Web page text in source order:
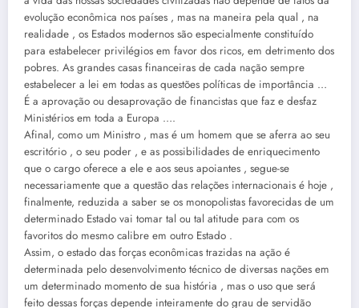
evolução econômica nos países , mas na maneira pela qual , na
realidade , os Estados modernos são especialmente constituído
para estabelecer privilégios em favor dos ricos, em detrimento dos
pobres. As grandes casas financeiras de cada nação sempre
estabelecer a lei em todas as questões políticas de importância …
É a aprovação ou desaprovação de financistas que faz e desfaz
Ministérios em toda a Europa ….
Afinal, como um Ministro , mas é um homem que se aferra ao seu
escritório , o seu poder , e as possibilidades de enriquecimento
que o cargo oferece a ele e aos seus apoiantes , segue-se
necessariamente que a questão das relações internacionais é hoje ,
finalmente, reduzida a saber se os monopolistas favorecidas de um
determinado Estado vai tomar tal ou tal atitude para com os
favoritos do mesmo calibre em outro Estado .
Assim, o estado das forças econômicas trazidas na ação é
determinada pelo desenvolvimento técnico de diversas nações em
um determinado momento de sua história , mas o uso que será
feito dessas forças depende inteiramente do grau de servidão